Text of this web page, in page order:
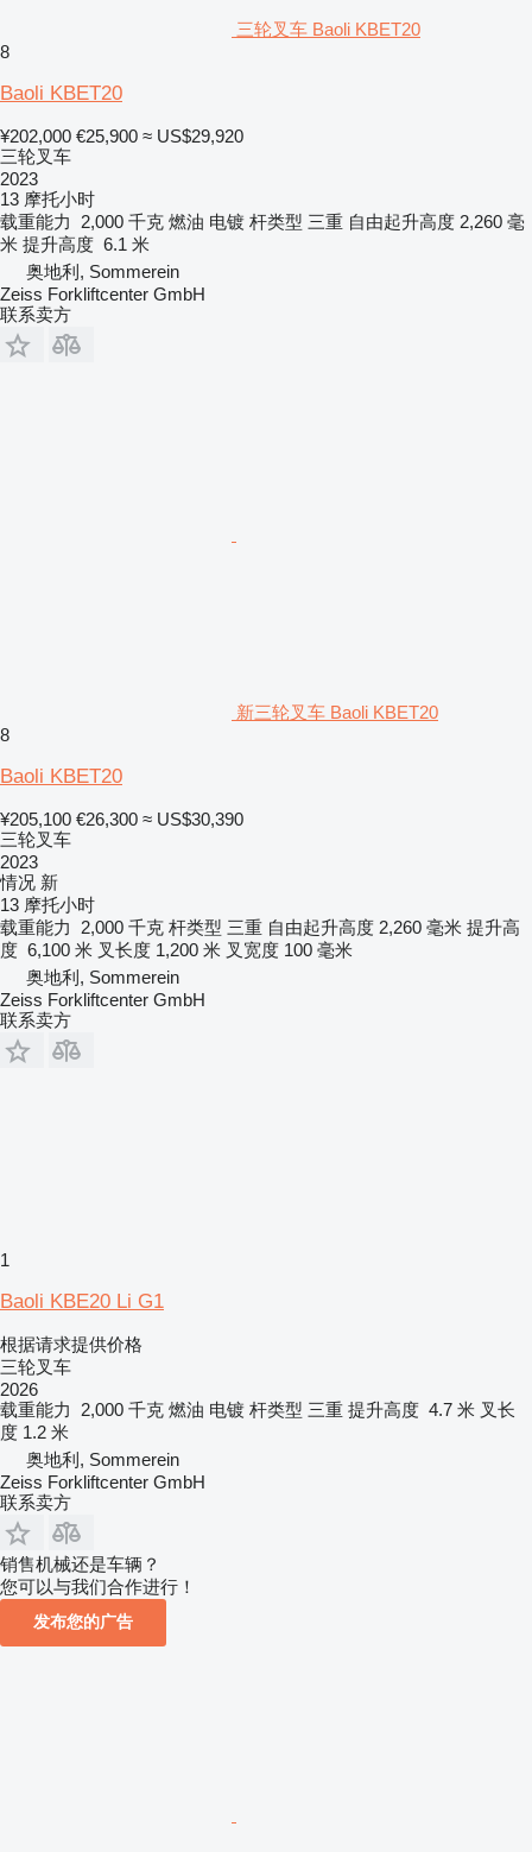
三轮叉车 Baoli KBET20
8
Baoli KBET20
¥202,000 €25,900 ≈ US$29,920
三轮叉车
2023
13 摩托小时
载重能力
2,000 千克 燃油 电镀 杆类型 三重 自由起升高度 2,260 毫
米 提升高度 6.1 米
奥地利, Sommerein
Zeiss Forkliftcenter GmbH
联系卖方
新三轮叉车 Baoli KBET20
8
Baoli KBET20
¥205,100 €26,300 ≈ US$30,390
三轮叉车
2023
情况 新
13 摩托小时
载重能力
2,000 千克 杆类型 三重 自由起升高度 2,260 毫米 提升高
度 6,100 米 叉长度 1,200 米 叉宽度 100 毫米
奥地利, Sommerein
Zeiss Forkliftcenter GmbH
联系卖方
1
Baoli KBE20 Li G1
根据请求提供价格
三轮叉车
2026
载重能力
2,000 千克 燃油 电镀 杆类型 三重 提升高度 4.7 米 叉长
度 1.2 米
奥地利, Sommerein
Zeiss Forkliftcenter GmbH
联系卖方
销售机械还是车辆？
您可以与我们合作进行！
发布您的广告